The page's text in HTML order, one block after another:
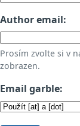
Author email:
Prosím zvolte si v
zobrazen.
Email garble: